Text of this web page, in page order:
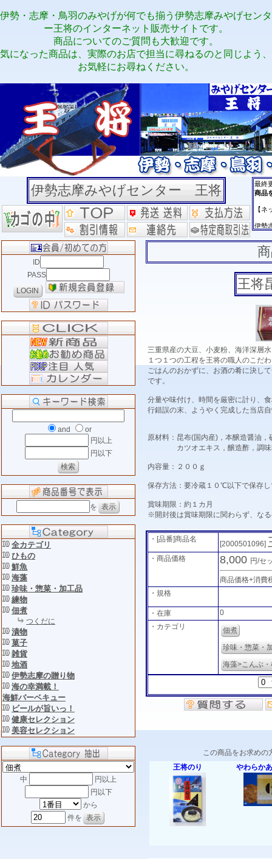
伊勢・志摩・鳥羽のみやげが何でも揃う伊勢志摩みやげセンタ
ー王将のインターネット販売サイトです。
商品についてのご質問も大歓迎です。
気になった商品は、実際のお店で担当に尋ねるのと同じよう、
お気軽にお尋ねください。
伊勢志摩みやげセンター 王将
ID
PASS
and
or
円以上
円以下
を
全カテゴリ
ひもの
鮮魚
海藻
珍味・惣菜・加工品
練物
佃煮
つくだに
漬物
菓子
雑貨
地酒
伊勢志摩の贈り物
海の幸満載！
海鮮バーベキュー
ビールが旨いっ！
健康セレクション
美容セレクション
中
円以上
円以下
から
件を
王将
三重県産の大豆、小麦粉、海洋深層
１つ１つの工程を王将の職人のこだ
ごはんのおかずに、お酒の肴に決し
です。
分量や味付け、時間を厳密に計り、
行錯誤の末、ようやく完成した当店
原材料：昆布(国内産)，本醸造醤油
カツオエキス，醸造酢，調味料
内容量：２００ｇ
保存方法：要冷蔵１０℃以下で保存
賞味期限：約１カ月
※開封後は賞味期限に関わらず、な
・[品番]商品名
[2000501096]
・商品価格 8,000 円/セ
商品価格+消費
・規格
・在庫
0
・カテゴリ
佃煮
珍味・惣菜・
海藻>こんぶ
この商品をお求めの
王将のり
やわらか